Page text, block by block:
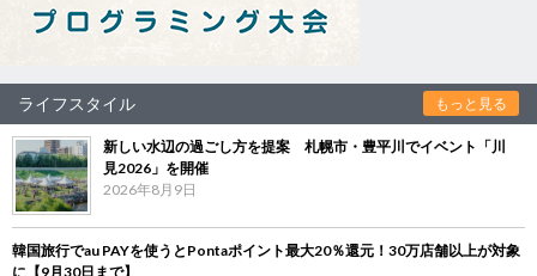
ライフスタイル もっと見る
新しい水辺の過ごし方を提案 札幌市・豊平川でイベント「川
見2026」を開催
2026年8月9日
韓国旅行でau PAYを使うとPontaポイント最大20％還元！30万店舗以上が対象
に【9月30日まで】